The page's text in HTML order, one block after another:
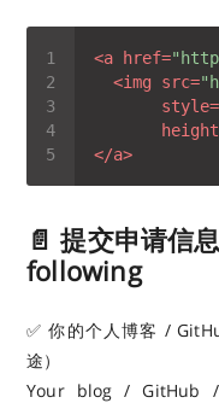
<a href=
<img src=
style=
height
</a>
📄 提交申请信
following
✅ 你的个人博客 /
途）
Your blog / GitHub